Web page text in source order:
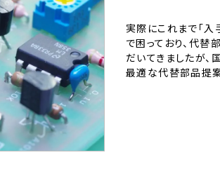
実際にこれまで「
で困っており、代
だいてきましたが
最適な代替部品提